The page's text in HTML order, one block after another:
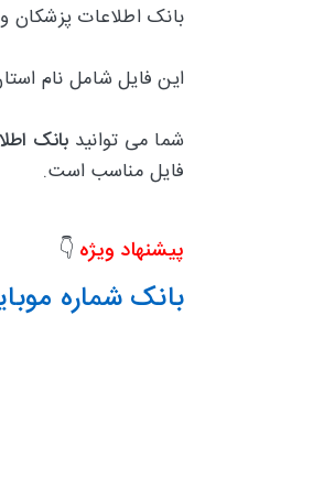
بانک اطلاعات پزشکان و
این فایل شامل نام
شما می توانید بانک
فایل مناسب است.
پیشنهاد ویژه 👇
بانک شماره